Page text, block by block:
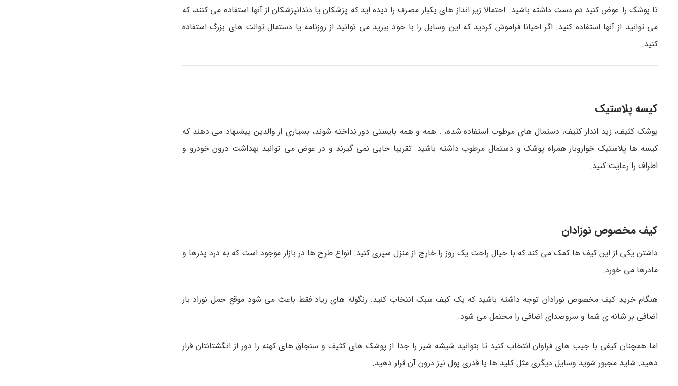
تا پوشک را عوض کنید دم دست داشته باشید. احتمالا زیر انداز های یکبار مصرف را دیده اید که پزشکان یا دندانپزشکان از آنها استفاده می کنند، که
می توانید از آنها استفاده کنید. اگر احیانا فراموش کردید که این وسایل را با خود ببرید می توانید از روزنامه یا دستمال توالت های بزرگ استفاده
کنید.
کیسه پلاستیک
پوشک کثیف، زید انداز کثیف، دستمال های مرطوب استفاده شده،.. همه و همه بایستی دور نداخته شوند، بسیاری از والدین پیشنهاد می دهند که
کیسه ها پلاستیک خواروبار همراه پوشک و دستمال مرطوب داشته باشید. تقریبا جایی نمی گیرند و در عوض می توانید بهداشت درون خودرو و
اطراف را رعایت کنید.
کیف مخصوص نوزادان
داشتن یکی از این کیف ها کمک می کند که با خیال راحت یک روز را خارج از منزل سپری کنید. انواع طرح ها در بازار موجود است که به درد پدرها و
مادرها می خورد.
هنگام خرید کیف مخصوص نوزادان توجه داشته باشید که یک کیف سبک انتخاب کنید. زنگوله های زیاد فقط باعث می شود موقع حمل نوزاد بار
اضافی بر شانه ی شما و سروصدای اضافی را محتمل می شود.
اما همچنان کیفی با جیب های فراوان انتخاب کنید تا بتوانید شیشه شیر را جدا از پوشک های کثیف و سنجاق های کهنه را دور از انگشتانتان قرار
دهید. شاید مجبور شوید وسایل دیگری مثل کلید ها یا قدری پول نیز درون آن قرار دهید.